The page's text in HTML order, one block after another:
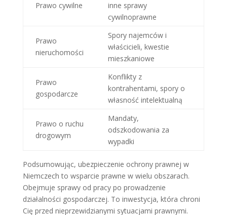
Prawo cywilne
inne sprawy
cywilnoprawne
Prawo
nieruchomości
Spory najemców i
właścicieli, kwestie
mieszkaniowe
Prawo
gospodarcze
Konflikty z
kontrahentami, spory o
własność intelektualną
Prawo o ruchu
drogowym
Mandaty,
odszkodowania za
wypadki
Podsumowując, ubezpieczenie ochrony prawnej w
Niemczech to wsparcie prawne w wielu obszarach.
Obejmuje sprawy od pracy po prowadzenie
działalności gospodarczej. To inwestycja, która chroni
Cię przed nieprzewidzianymi sytuacjami prawnymi.